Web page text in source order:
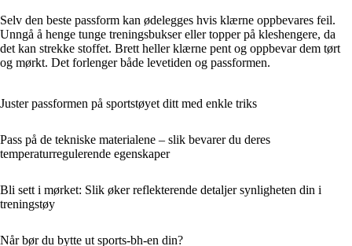
Selv den beste passform kan ødelegges hvis klærne oppbevares feil.
Unngå å henge tunge treningsbukser eller topper på kleshengere, da
det kan strekke stoffet. Brett heller klærne pent og oppbevar dem tørt
og mørkt. Det forlenger både levetiden og passformen.
Juster passformen på sportstøyet ditt med enkle triks
Pass på de tekniske materialene – slik bevarer du deres
temperaturregulerende egenskaper
Bli sett i mørket: Slik øker reflekterende detaljer synligheten din i
treningstøy
Når bør du bytte ut sports-bh-en din?